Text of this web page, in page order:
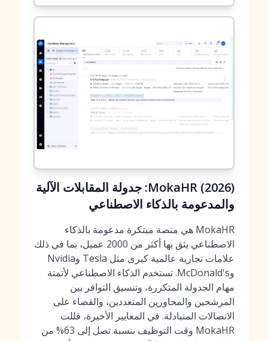
MokaHR (2026): جدولة المقابلات الآلية
والمدعومة بالذكاء الاصطناعي
MokaHR هي منصة مبتكرة مدعومة بالذكاء
الاصطناعي يثق بها أكثر من 2000 عميل، بما في ذلك
علامات تجارية عالمية كبرى مثل Tesla وNvidia
وMcDonald's. تستخدم الذكاء الاصطناعي لأتمتة
مهام الجدولة المتكررة، وتنسيق التوافر بين
المرشحين والمحاورين المتعددين، والقضاء على
الاتصالات المتبادلة. في المعايير الأخيرة، قللت
MokaHR وقت التوظيف بنسبة تصل إلى 63% من